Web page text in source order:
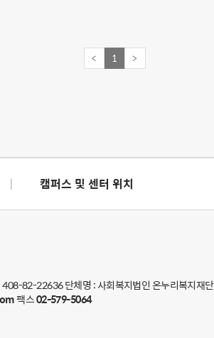
< 1 >
| 캠퍼스 및 센터 위치
82-22636 단체명 : 사회복지법인 온누리복지재
팩스02-579-5064